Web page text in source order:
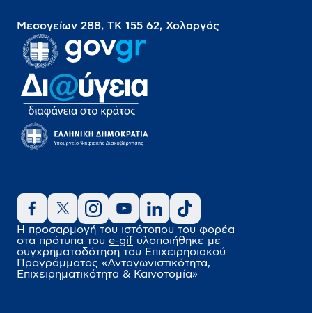
Μεσογείων 288, ΤΚ 155 62, Χολαργός
Η προσαρμογή του ιστότοπου του φορέα
στα πρότυπα του e-gif υλοποιήθηκε με
συγχρηματοδότηση του Επιχειρησιακού
Προγράμματος «Ανταγωνιστικότητα,
Επιχειρηματικότητα & Καινοτομία»